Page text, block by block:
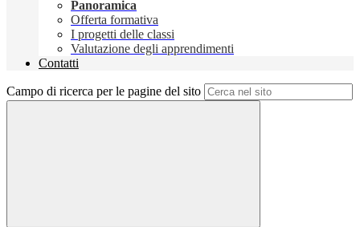
Panoramica
Offerta formativa
I progetti delle classi
Valutazione degli apprendimenti
Contatti
Campo di ricerca per le pagine del sito